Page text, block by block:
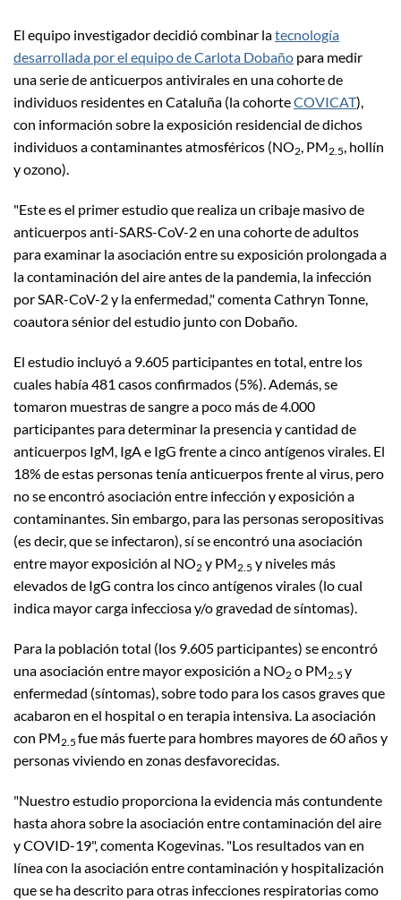
El equipo investigador decidió combinar latecnología
desarrollada por el equipo de Carlota Dobaño para medir
una serie de anticuerpos antivirales en una cohorte de
individuos residentes en Cataluña (la cohorteCOVICAT),
con información sobre la exposición residencial de dichos
individuos a contaminantes atmosféricos (NO2, PM2.5, hollín
y ozono).
"Este es el primer estudio que realiza un cribaje masivo de
anticuerpos anti-SARS-CoV-2 en una cohorte de adultos
para examinar la asociación entre su exposición prolongada a
la contaminación del aire antes de la pandemia, la infección
por SAR-CoV-2 y la enfermedad," comenta Cathryn Tonne,
coautora sénior del estudio junto con Dobaño.
El estudio incluyó a 9.605 participantes en total, entre los
cuales había 481 casos confirmados (5%). Además, se
tomaron muestras de sangre a poco más de 4.000
participantes para determinar la presencia y cantidad de
anticuerpos IgM, IgA e IgG frente a cinco antígenos virales. El
18% de estas personas tenía anticuerpos frente al virus, pero
no se encontró asociación entre infección y exposición a
contaminantes. Sin embargo, para las personas seropositivas
(es decir, que se infectaron), sí se encontró una asociación
entre mayor exposición al NO2 y PM2.5 y niveles más
elevados de IgG contra los cinco antígenos virales (lo cual
indica mayor carga infecciosa y/o gravedad de síntomas).
Para la población total (los 9.605 participantes) se encontró
una asociación entre mayor exposición a NO2 o PM2.5 y
enfermedad (síntomas), sobre todo para los casos graves que
acabaron en el hospital o en terapia intensiva. La asociación
con PM2.5 fue más fuerte para hombres mayores de 60 años y
personas viviendo en zonas desfavorecidas.
"Nuestro estudio proporciona la evidencia más contundente
hasta ahora sobre la asociación entre contaminación del aire
y COVID-19", comenta Kogevinas. "Los resultados van en
línea con la asociación entre contaminación y hospitalización
que se ha descrito para otras infecciones respiratorias como